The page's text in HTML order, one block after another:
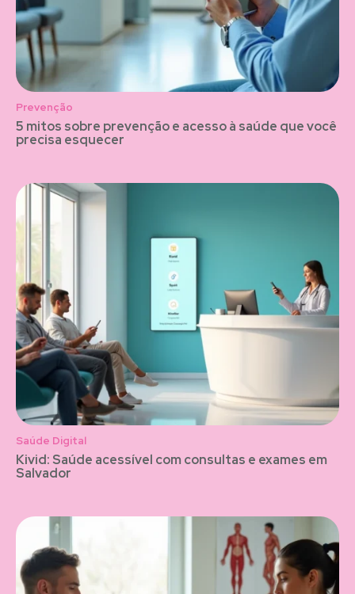
Prevenção
5 mitos sobre prevenção e acesso à saúde que você
precisa esquecer
Saúde Digital
Kivid: Saúde acessível com consultas e exames em
Salvador